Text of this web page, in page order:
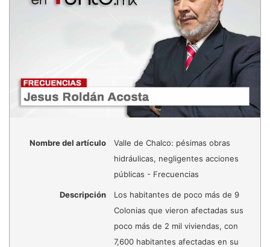
Nombre del artículo
Valle de Chalco: pésimas obras
hidráulicas, negligentes acciones
públicas - Frecuencias
Descripción
Los habitantes de poco más de 9
Colonias que vieron afectadas sus
poco más de 2 mil viviendas, con
7,600 habitantes afectadas en su